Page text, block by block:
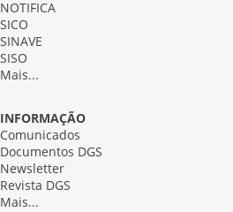
NOTIFICA
SICO
SINAVE
SISO
Mais...
INFORMAÇÃO
Comunicados
Documentos DGS
Newsletter
Revista DGS
Mais...